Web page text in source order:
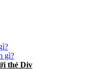
gì?
thẻ Div